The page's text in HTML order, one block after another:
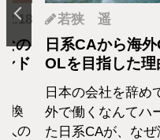
の
ド
換
人の
若狭 遥
日系CAから海
OLを目指した理
日本の会社を辞め
外で働くなんてハ
た日系CAが、なぜ